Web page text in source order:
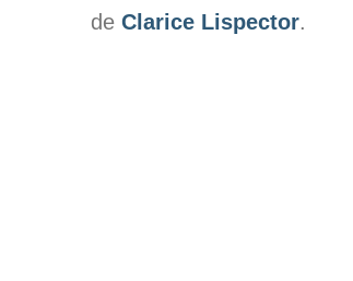
de Clarice Lispector.